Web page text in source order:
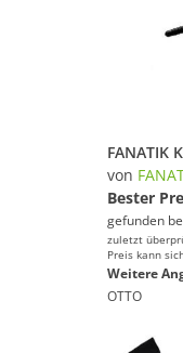
von
Bester
gefunden
zuletzt
Preis kann
Weitere
OTTO